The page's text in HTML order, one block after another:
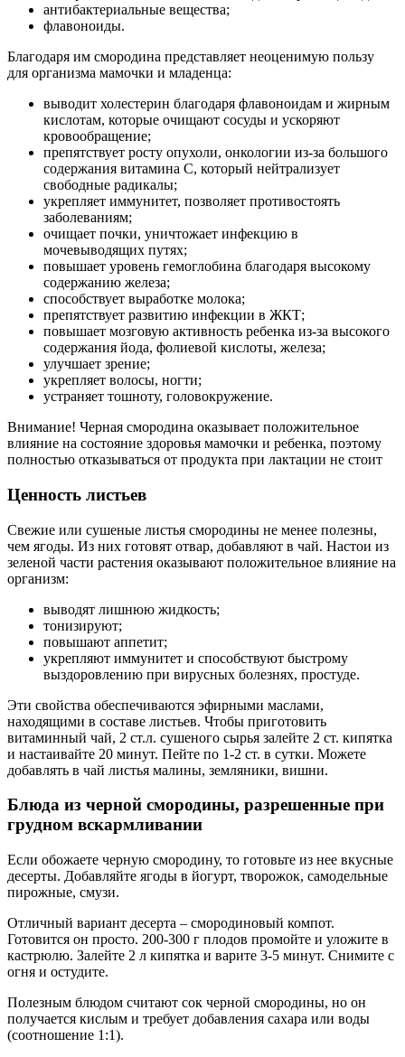
антибактериальные вещества;
флавоноиды.
Благодаря им смородина представляет неоценимую пользу
для организма мамочки и младенца:
выводит холестерин благодаря флавоноидам и жирным
кислотам, которые очищают сосуды и ускоряют
кровообращение;
препятствует росту опухоли, онкологии из-за большого
содержания витамина С, который нейтрализует
свободные радикалы;
укрепляет иммунитет, позволяет противостоять
заболеваниям;
очищает почки, уничтожает инфекцию в
мочевыводящих путях;
повышает уровень гемоглобина благодаря высокому
содержанию железа;
способствует выработке молока;
препятствует развитию инфекции в ЖКТ;
повышает мозговую активность ребенка из-за высокого
содержания йода, фолиевой кислоты, железа;
улучшает зрение;
укрепляет волосы, ногти;
устраняет тошноту, головокружение.
Внимание! Черная смородина оказывает положительное
влияние на состояние здоровья мамочки и ребенка, поэтому
полностью отказываться от продукта при лактации не стоит
Ценность листьев
Свежие или сушеные листья смородины не менее полезны,
чем ягоды. Из них готовят отвар, добавляют в чай. Настои из
зеленой части растения оказывают положительное влияние на
организм:
выводят лишнюю жидкость;
тонизируют;
повышают аппетит;
укрепляют иммунитет и способствуют быстрому
выздоровлению при вирусных болезнях, простуде.
Эти свойства обеспечиваются эфирными маслами,
находящими в составе листьев. Чтобы приготовить
витаминный чай, 2 ст.л. сушеного сырья залейте 2 ст. кипятка
и настаивайте 20 минут. Пейте по 1-2 ст. в сутки. Можете
добавлять в чай листья малины, земляники, вишни.
Блюда из черной смородины, разрешенные при
грудном вскармливании
Если обожаете черную смородину, то готовьте из нее вкусные
десерты. Добавляйте ягоды в йогурт, творожок, самодельные
пирожные, смузи.
Отличный вариант десерта – смородиновый компот.
Готовится он просто. 200-300 г плодов промойте и уложите в
кастрюлю. Залейте 2 л кипятка и варите 3-5 минут. Снимите с
огня и остудите.
Полезным блюдом считают сок черной смородины, но он
получается кислым и требует добавления сахара или воды
(соотношение 1:1).